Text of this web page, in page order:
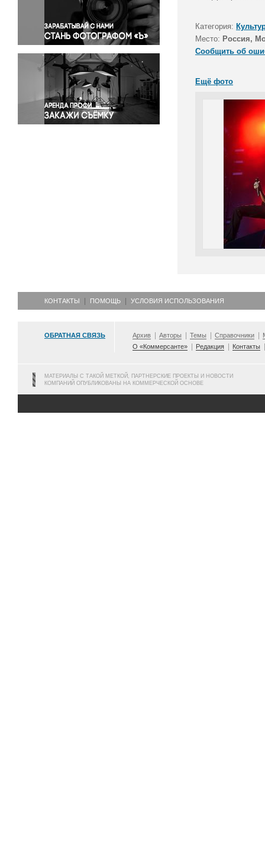
Правосудие
Происшествия и конфликты
Религия
Светская жизнь
Спорт
Экология
Экономика и бизнес
Категория:
Место: Россия,
Сообщить об
Ещё фото
КОНТАКТЫ ПОМОЩЬ УСЛОВИЯ ИСПОЛЬЗОВАНИЯ
ОБРАТНАЯ СВЯЗЬ Архив Авторы Темы Справочники
О «Коммерсанте»
Редакция Контакты
МАТЕРИАЛЫ С ТАКОЙ МЕТКОЙ, ПАРТНЕРСКИЕ ПРОЕКТЫ И НОВОСТИ
КОМПАНИЙ ОПУБЛИКОВАНЫ НА КОММЕРЧЕСКОЙ ОСНОВЕ